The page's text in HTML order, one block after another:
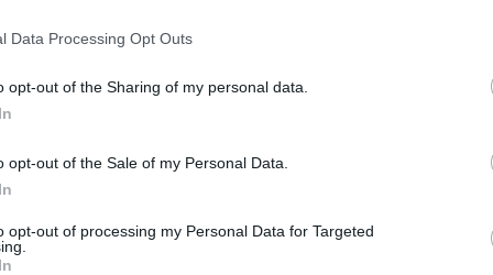
Data Processing Opt Outs
opt-out of the Sharing of my personal data.
opt-out of the Sale of my Personal Data.
opt-out of processing my Personal Data for Targeted
@teletextopuntocom